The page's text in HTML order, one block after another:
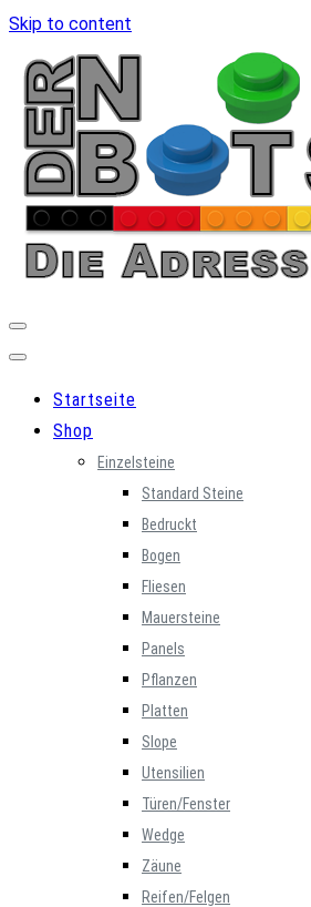
Skip to content
Startseite
Shop
Einzelsteine
Standard Steine
Bedruckt
Bogen
Fliesen
Mauersteine
Panels
Pflanzen
Platten
Slope
Utensilien
Türen/Fenster
Wedge
Zäune
Reifen/Felgen